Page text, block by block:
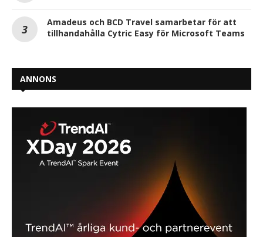
Amadeus och BCD Travel samarbetar för att
tillhandahålla Cytric Easy för Microsoft Teams
ANNONS